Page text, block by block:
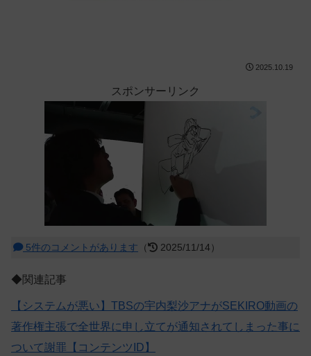
2025.10.19
スポンサーリンク
5件のコメントがあります （ 2025/11/14）
◆関連記事
【システムが悪い】TBSの宇内梨沙アナがSEKIRO動画の
著作権主張で全世界に申し立てが通知されてしまった事に
ついて謝罪【コンテンツID】